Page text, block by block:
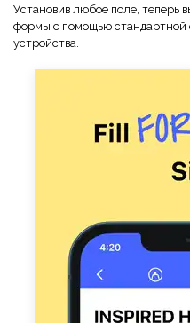
Установив любое поле, теперь
формы с помощью стандартной
устройства.